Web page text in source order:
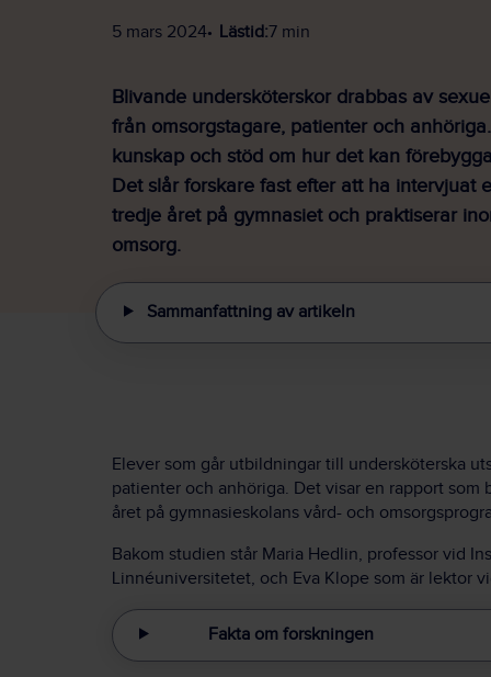
5 mars 2024 Lästid:7 min
Blivande undersköterskor drabbas av
från omsorgstagare, patienter och
kunskap och stöd om hur det kan
Det slår forskare fast efter att ha intervjuat
tredje året på gymnasiet och praktiserar
omsorg.
Sammanfattning av artikeln
Elever som går utbildningar till undersköterska
patienter och anhöriga. Det visar en rapport
året på gymnasieskolans vård- och
Bakom studien står Maria Hedlin, professor vid
Linnéuniversitetet, och Eva Klope som är lektor
Fakta om forskningen